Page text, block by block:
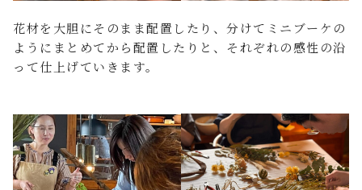
花材を大胆にそのまま配置したり、分けてミニブーケの
ようにまとめてから配置したりと、それぞれの感性の沿
って仕上げていきます。